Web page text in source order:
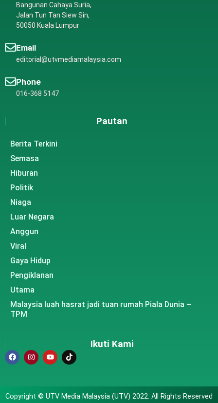
Bangunan Cahaya Suria,
Jalan Tun Tan Siew Sin,
50050 Kuala Lumpur
Email
editorial@utvmediamalaysia.com
Phone
016-368 5147
Pautan
Berita Terkini
Semasa
Hiburan
Politik
Niaga
Luar Negara
Anggun
Viral
Gaya Hidup
Pengiklanan
Utama
Malaysia luah hasrat jadi tuan rumah Piala Dunia –
TPM
Ikuti Kami
Copyright © UTV Media Malaysia (UTV) 2022. All Rights Reserved